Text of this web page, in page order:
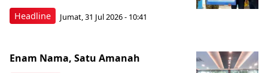
Headline Jumat, 31 Jul 2026 - 10:41
Enam Nama, Satu Amanah